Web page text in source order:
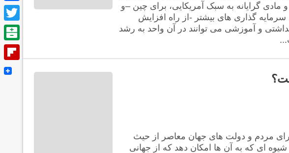
گرایانه به سبک آمریکایی، برای چین –و
گذاری های بیشتر -از راه افزایش
و آموزشی می توانند در آن واحد به رشد
مردم و دولت های جهان معاصر از حیث
ای که به آن ها امکان دهد که از جهانی
Facebook
Twitter
Balatarin
Flipboard